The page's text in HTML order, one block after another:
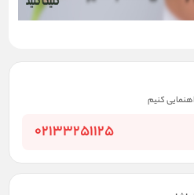
کنیم
02133251125